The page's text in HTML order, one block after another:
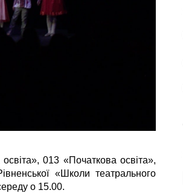
013 «Початкова освіта»,
«Школи театрального
о 15.00.